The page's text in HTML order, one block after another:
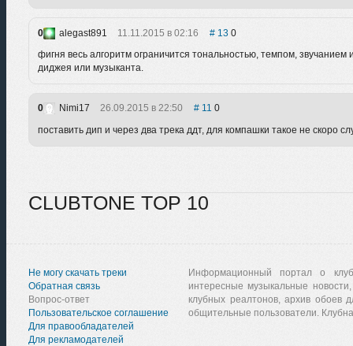
0 alegast891 11.11.2015 в 02:16 130
фигня весь алгоритм ограничится тональностью, темпом,
диджея или музыканта.
0 Nimi17 26.09.2015 в 22:50 11 0
поставить дип и через два трека ддт, для компашки такое не скоро
CLUBTONE TOP 10
Не могу скачать треки
Обратная связь
Вопрос-ответ
Пользовательское соглашение
Для правообладателей
Для рекламодателей
Информационный портал о
интересные музыкальные
клубных реалтонов, архив обоев
общительные пользователи.